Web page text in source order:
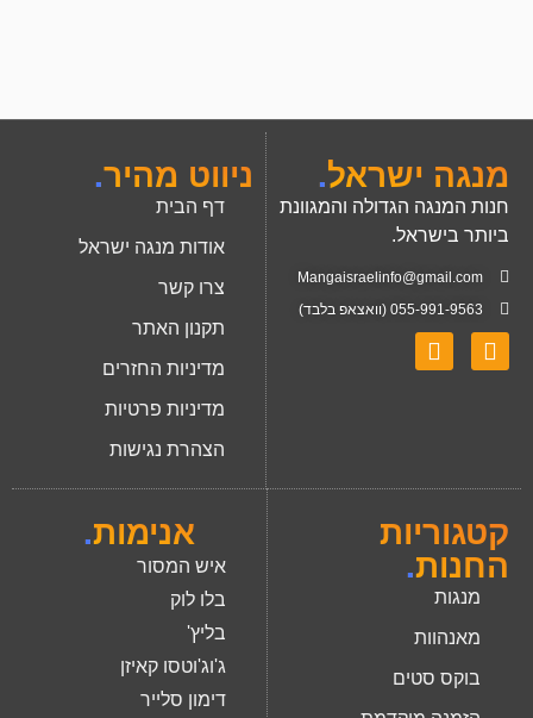
מנגה ישראל.
חנות המנגה הגדולה והמגוונת
ביותר בישראל.
Mangaisraelinfo@gmail.com
055-991-9563 (וואצאפ בלבד)
ניווט מהיר.
דף הבית
אודות מנגה ישראל
צרו קשר
תקנון האתר
מדיניות החזרים
מדיניות פרטיות
הצהרת נגישות
קטגוריות
החנות.
מנגות
מאנהוות
בוקס סטים
אנימות.
איש המסור
בלו לוק
בליץ'
ג'וג'וטסו קאיזן
דימון סלייר